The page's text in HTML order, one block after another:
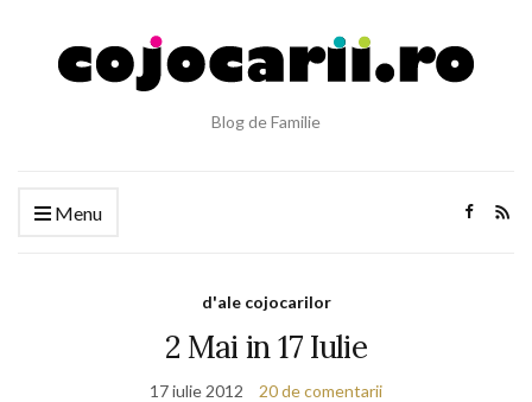
Blog de Familie
Menu
d'ale cojocarilor
2 Mai in 17 Iulie
17 iulie 2012 20 de comentarii